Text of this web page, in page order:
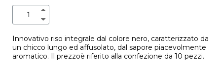
Innovativo riso integrale dal colore nero, caratterizzato da
un chicco lungo ed affusolato, dal sapore piacevolmente
aromatico. Il prezzoè riferito alla confezione da 10 pezzi.